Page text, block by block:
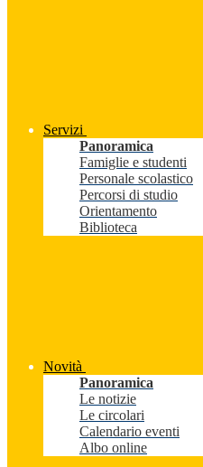
Servizi
Panoramica
Famiglie e studenti
Personale scolastico
Percorsi di studio
Orientamento
Biblioteca
Novità
Panoramica
Le notizie
Le circolari
Calendario eventi
Albo online